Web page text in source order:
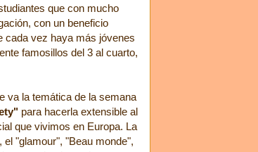
que con mucho
con un beneficio
cada vez haya más jóvenes
famosillos del 3 al cuarto,
va la temática de la semana
para hacerla extensible al
que vivimos en Europa. La
el "glamour", "Beau monde",